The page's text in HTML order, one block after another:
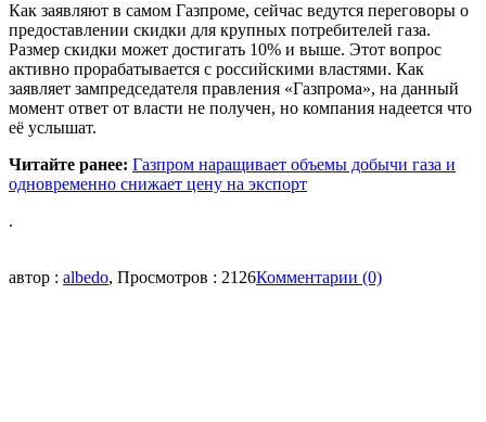
Как заявляют в самом Газпроме, сейчас ведутся переговоры о
предоставлении скидки для крупных потребителей газа.
Размер скидки может достигать 10% и выше. Этот вопрос
активно прорабатывается с российскими властями. Как
заявляет зампредседателя правления «Газпрома», на данный
момент ответ от власти не получен, но компания надеется что
её услышат.
Читайте ранее: Газпром наращивает объемы добычи газа и
одновременно снижает цену на экспорт
.
автор : albedo, Просмотров : 2126Комментарии (0)